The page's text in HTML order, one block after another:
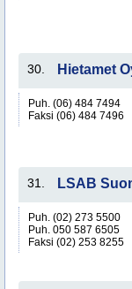
30. Hietamet
Puh. (06) 484 7494
Faksi (06) 484 7496
31. LSAB
Puh. (02) 273 5500
Puh. 050 587 6505
Faksi (02) 253 8255